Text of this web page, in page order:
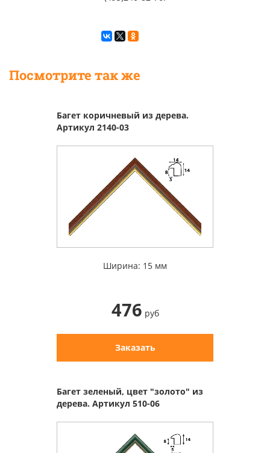
Посмотрите так же
Багет коричневый из дерева.
Артикул 2140-03
Ширина: 15 мм
476 руб
Заказать
Багет зеленый, цвет "золото" из
дерева. Артикул 510-06